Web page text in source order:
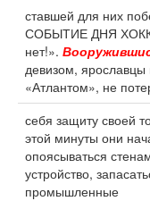
ставшей для них
СОБЫТИЕ ДНЯ
нет!».
девизом,
«Атлантом», не
себя защиту своей
этой минуты они
опоясываться
устройство,
промышленные